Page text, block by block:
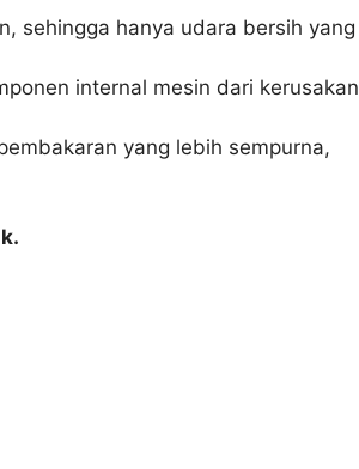
sehingga hanya udara bersih yang
internal mesin dari kerusakan
yang lebih sempurna,